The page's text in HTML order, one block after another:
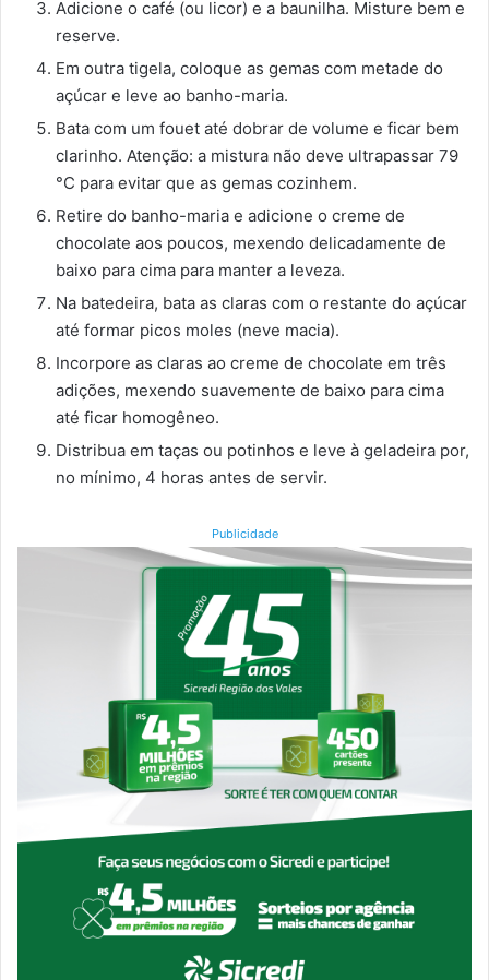
Adicione o café (ou licor) e a baunilha. Misture bem e
reserve.
Em outra tigela, coloque as gemas com metade do
açúcar e leve ao banho-maria.
Bata com um fouet até dobrar de volume e ficar bem
clarinho. Atenção: a mistura não deve ultrapassar 79
°C para evitar que as gemas cozinhem.
Retire do banho-maria e adicione o creme de
chocolate aos poucos, mexendo delicadamente de
baixo para cima para manter a leveza.
Na batedeira, bata as claras com o restante do açúcar
até formar picos moles (neve macia).
Incorpore as claras ao creme de chocolate em três
adições, mexendo suavemente de baixo para cima
até ficar homogêneo.
Distribua em taças ou potinhos e leve à geladeira por,
no mínimo, 4 horas antes de servir.
Publicidade